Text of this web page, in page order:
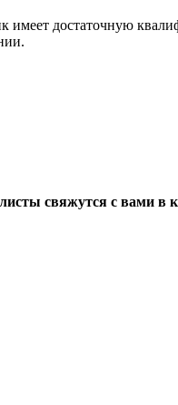
достаточную
свяжутся с вами в